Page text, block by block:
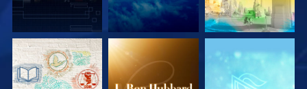
SERIE
SERIE
SERIE